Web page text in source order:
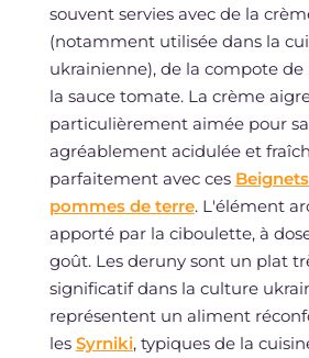
souvent servies avec de la
(notamment utilisée dans la
ukrainienne), de la compote
la sauce tomate. La crème
particulièrement aimée pour
agréablement acidulée et
parfaitement avec ces
pommes de terre. L'élément
apporté par la ciboulette, à
goût. Les deruny sont un plat
significatif dans la culture
représentent un aliment
les Syrniki, typiques de la